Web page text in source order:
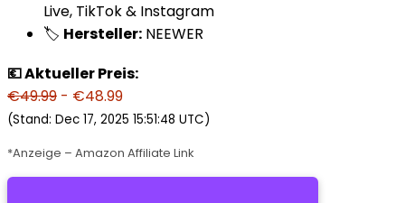
Live, TikTok & Instagram
🏷️ Hersteller: NEEWER
💶 Aktueller Preis:
€49.99 - €48.99
(Stand: Dec 17, 2025 15:51:48 UTC)
*Anzeige – Amazon Affiliate Link